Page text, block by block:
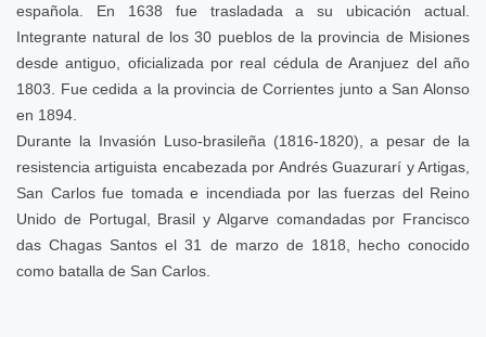
española. En 1638 fue trasladada a su ubicación actual.
Integrante natural de los 30 pueblos de la provincia de Misiones
desde antiguo, oficializada por real cédula de Aranjuez del año
1803. Fue cedida a la provincia de Corrientes junto a San Alonso
en 1894.
Durante la Invasión Luso-brasileña (1816-1820), a pesar de la
resistencia artiguista encabezada por Andrés Guazurarí y Artigas,
San Carlos fue tomada e incendiada por las fuerzas del Reino
Unido de Portugal, Brasil y Algarve comandadas por Francisco
das Chagas Santos el 31 de marzo de 1818, hecho conocido
como batalla de San Carlos.